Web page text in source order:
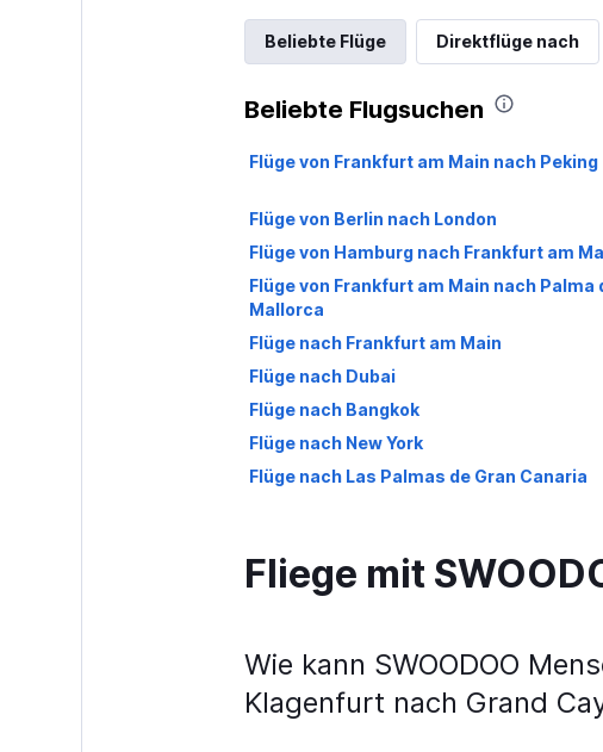
Beliebte Flüge Direktflüge nach
Beliebte Flugsuchen
Flüge von Frankfurt am Main nach Peking
Flüge von Berlin nach London
Flüge von Hamburg nach Frankfurt am
Flüge von Frankfurt am Main nach Palma
Mallorca
Flüge nach Frankfurt am Main
Flüge nach Dubai
Flüge nach Bangkok
Flüge nach New York
Flüge nach Las Palmas de Gran Canaria
Fliege mit
Wie kann SWOODOO
Klagenfurt nach Grand